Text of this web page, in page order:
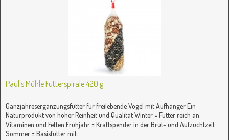
Paul's Mühle Futterspirale 420 g
Ganzjahresergänzungsfutter für freilebende Vögel mit Aufhänger Ein
Naturprodukt von hoher Reinheit und Qualität Winter = Futter reich an
Vitaminen und Fetten Frühjahr = Kraftspender in der Brut- und Aufzuchtzeit
Sommer = Basisfutter mit...